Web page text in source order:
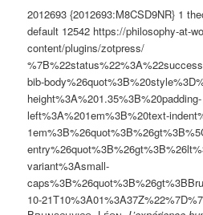
2012693 {2012693:M8CSD9NR} 1
default 12542 https://philosophy-at-
content/plugins/zotpress/
bib-
height%3A%201.35%3B%20padding-
left%3A%201em%3B%20text-
variant%3Asmall-
10-